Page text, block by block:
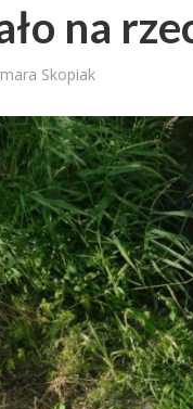
na
Skopiak